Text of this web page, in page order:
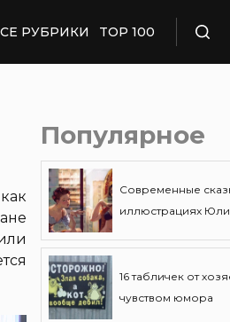
РУБРИКИ TOP 100
Популярное
Современные
иллюстрациях
16 табличек от
чувством юмора